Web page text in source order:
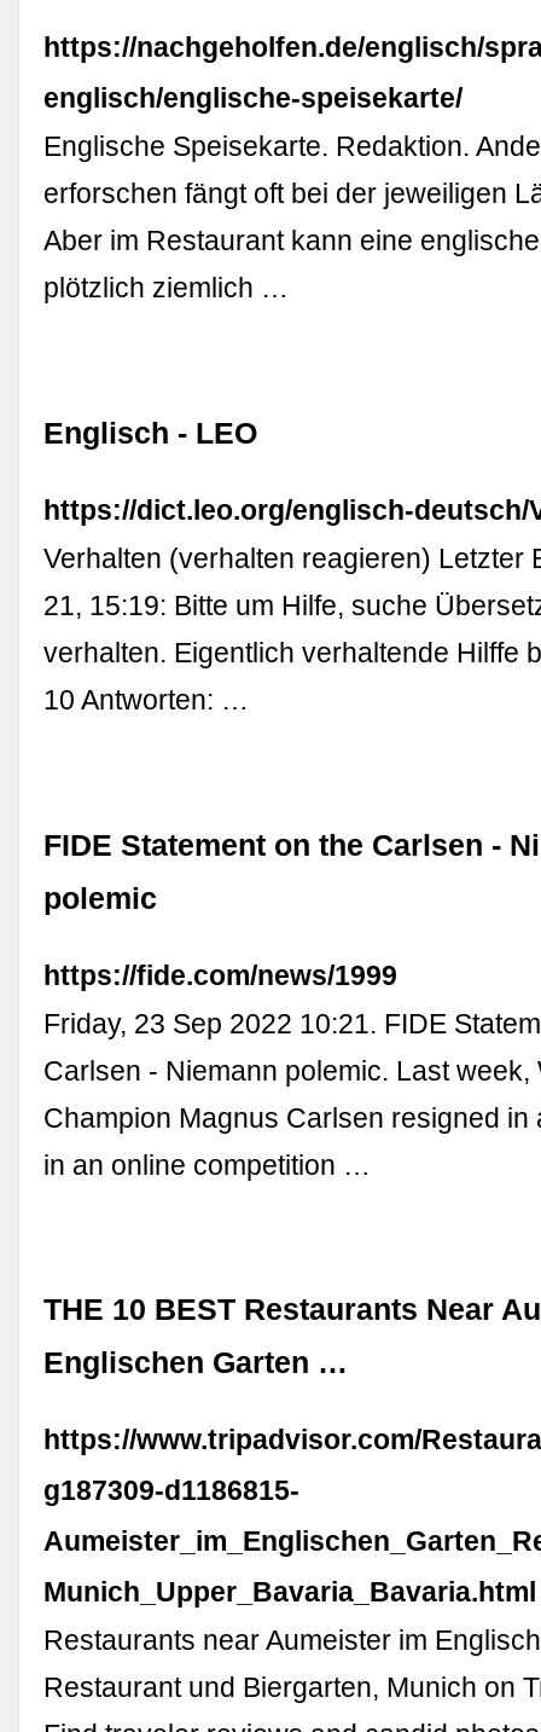
https://nachgeholfen.de/englisch/
englisch/englische-speisekarte/
Englische Speisekarte. Redaktion.
erforschen fängt oft bei der jeweiligen
Aber im Restaurant kann eine
plötzlich ziemlich …
Englisch - LEO
https://dict.leo.org/englisch-deutsch/
Verhalten (verhalten reagieren) Letzter
21, 15:19: Bitte um Hilfe, suche
verhalten. Eigentlich verhaltende Hilffe
10 Antworten: …
FIDE Statement on the Carlsen -
polemic
https://fide.com/news/1999
Friday, 23 Sep 2022 10:21. FIDE
Carlsen - Niemann polemic. Last week,
Champion Magnus Carlsen resigned in
in an online competition …
THE 10 BEST Restaurants Near
Englischen Garten …
https://www.tripadvisor.com/
g187309-d1186815-
Munich_Upper_Bavaria_Bavaria.html
Restaurants near Aumeister im
Restaurant und Biergarten, Munich on